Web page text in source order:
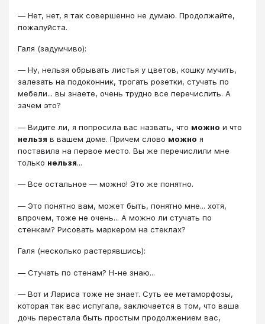
― Нет, нет, я так совершенно не думаю. Продолжайте,
пожалуйста.
Галя (задумчиво):
― Ну, нельзя обрывать листья у цветов, кошку мучить,
залезать на подоконник, трогать розетки, стучать по
мебели... вы знаете, очень трудно все перечислить. А
зачем это?
― Видите ли, я попросила вас назвать, что можно и что
нельзя в вашем доме. Причем слово можно я
поставила на первое место. Вы же перечислили мне
только нельзя...
― Все остальное ― можно! Это же понятно.
― Это понятно вам, может быть, понятно мне... хотя,
впрочем, тоже не очень... А можно ли стучать по
стенкам? Рисовать маркером на стеклах?
Галя (несколько растерявшись):
― Стучать по стенам? Н-не знаю...
― Вот и Лариса тоже не знает. Суть ее метаморфозы,
которая так вас испугала, заключается в том, что ваша
дочь перестала быть простым продолжением вас,